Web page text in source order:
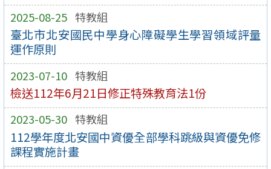
2025-08-25 特教組
臺北市北安國民中學身心障礙學生學習領域評量
運作原則
2023-07-10 特教組
檢送112年6月21日修正特殊教育法1份
2023-05-30 特教組
112學年度北安國中資優全部學科跳級與資優免修
課程實施計畫